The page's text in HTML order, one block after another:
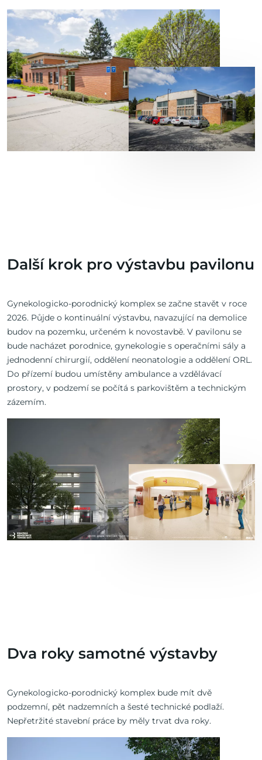
Další krok pro výstavbu pavilonu
Gynekologicko-porodnický komplex se začne stavět v roce
2026. Půjde o kontinuální výstavbu, navazující na demolice
budov na pozemku, určeném k novostavbě. V pavilonu se
bude nacházet porodnice, gynekologie s operačními sály a
jednodenní chirurgií, oddělení neonatologie a oddělení ORL.
Do přízemí budou umístěny ambulance a vzdělávací
prostory, v podzemí se počítá s parkovištěm a technickým
zázemím.
Dva roky samotné výstavby
Gynekologicko-porodnický komplex bude mít dvě
podzemní, pět nadzemních a šesté technické podlaží.
Nepřetržité stavební práce by měly trvat dva roky.